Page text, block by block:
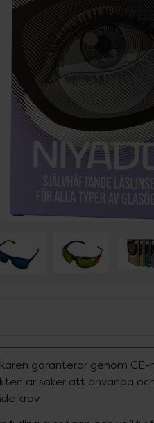
garanterar genom
är säker att använda
krav.